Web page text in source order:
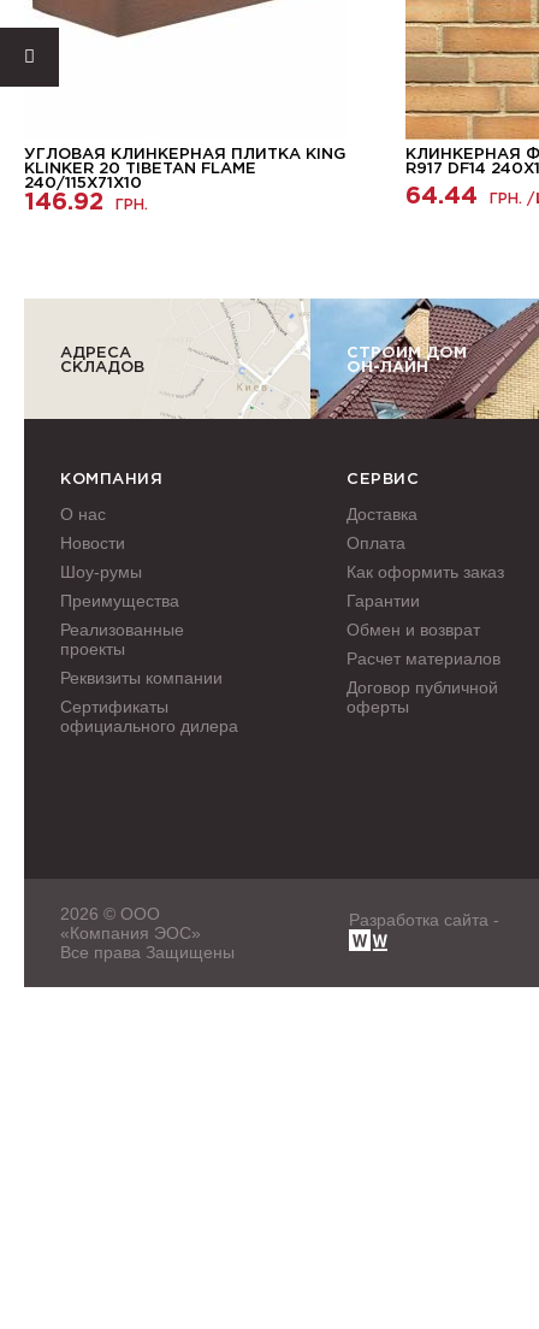
УГЛОВАЯ КЛИНКЕРНАЯ ПЛИТКА KING
KLINKER 20 TIBETAN FLAME
240/115Х71Х10
146.92 ГРН.
КЛИНКЕРНАЯ
R917 DF14
64.44 ГРН. /
АДРЕСА
СКЛАДОВ
СТРОИМ ДОМ
ОН-ЛАЙН
КОМПАНИЯ
О нас
Новости
Шоу-румы
Преимущества
Реализованные
проекты
Реквизиты компании
Сертификаты
официального дилера
СЕРВИС
Доставка
Оплата
Как оформить заказ
Гарантии
Обмен и возврат
Расчет материалов
Договор публичной
оферты
2026 © ООО
«Компания ЭОС»
Все права Защищены
Разработка сайта -